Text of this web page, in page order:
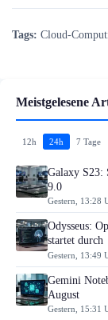
Tags: Cloud-
Meistgelesene
12h 24h 7 Tage
Galaxy S23:
9.0
Gestern, 13:28
Odysseus:
startet durch
Gestern, 13:49
Gemini
August
Gestern, 15:31